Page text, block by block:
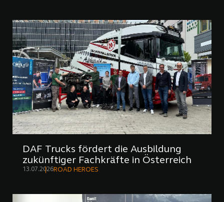
DAF Trucks fördert die Ausbildung
zukünftiger Fachkräfte in Österreich
13.07.2026ROAD HEROES